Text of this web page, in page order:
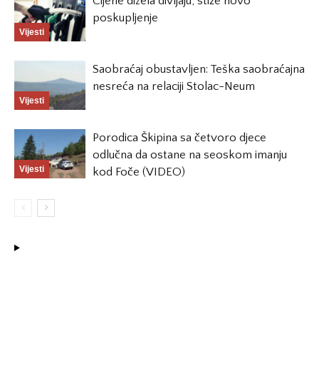
Vijesti
poskupljenje
Vijesti
Saobraćaj obustavljen: Teška saobraćajna
nesreća na relaciji Stolac-Neum
Vijesti
Porodica Škipina sa četvoro djece
odlučna da ostane na seoskom imanju
kod Foče (VIDEO)